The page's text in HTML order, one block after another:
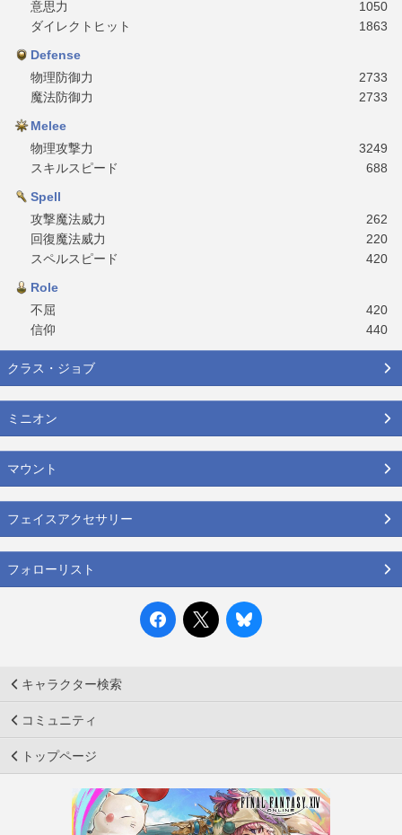
意思力
1050
ダイレクトヒット
1863
Defense
物理防御力
2733
魔法防御力
2733
Melee
物理攻撃力
3249
スキルスピード
688
Spell
攻撃魔法威力
262
回復魔法威力
220
スペルスピード
420
Role
不屈
420
信仰
440
クラス・ジョブ
ミニオン
マウント
フェイスアクセサリー
フォローリスト
キャラクター検索
コミュニティ
トップページ